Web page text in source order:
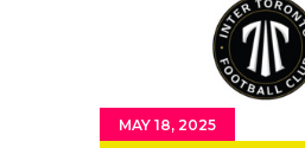
MAY 18, 2025